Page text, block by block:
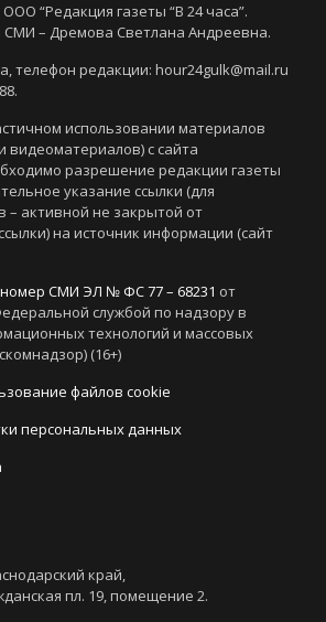
“Редакция газеты “В 24 часа”.
СМИ – Дремова Светлана Андреевна.
телефон редакции: hour24gulk@mail.ru
использовании материалов
видеоматериалов) с сайта
разрешение редакции газеты
указание ссылки (для
– активной не закрытой от
на источник информации (сайт
СМИ ЭЛ № ФС 77 – 68231 от
службой по надзору в
технологий и массовых
(16+)
файлов cookie
персональных данных
край,
пл. 19, помещение 2.